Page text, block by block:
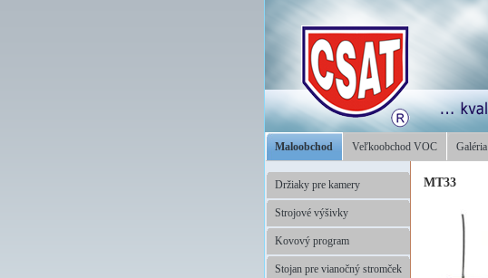
Maloobchod Veľkoobchod VOC Galéria
Držiaky pre kamery
Strojové výšivky
Kovový program
Stojan pre vianočný stromček
MT33